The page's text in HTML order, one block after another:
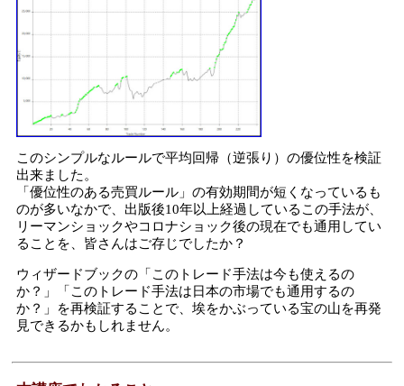
このシンプルなルールで平均回帰（逆張り）の優位性を検証
出来ました。
「優位性のある売買ルール」の有効期間が短くなっているも
のが多いなかで、出版後10年以上経過しているこの手法が、
リーマンショックやコロナショック後の現在でも通用してい
ることを、皆さんはご存じでしたか？
ウィザードブックの「このトレード手法は今も使えるの
か？」「このトレード手法は日本の市場でも通用するの
か？」を再検証することで、埃をかぶっている宝の山を再発
見できるかもしれません。